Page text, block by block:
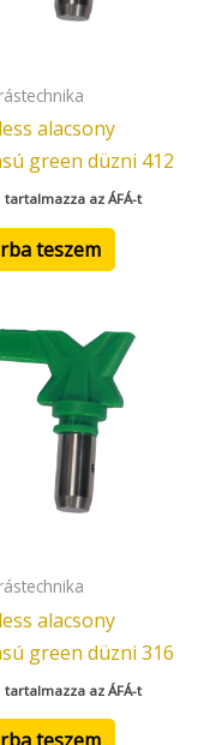
alacsony
green düzni 412
tartalmazza az ÁFÁ-t
teszem
alacsony
green düzni 316
tartalmazza az ÁFÁ-t